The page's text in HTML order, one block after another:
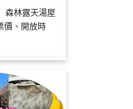
森林露天湯屋
價、開放時